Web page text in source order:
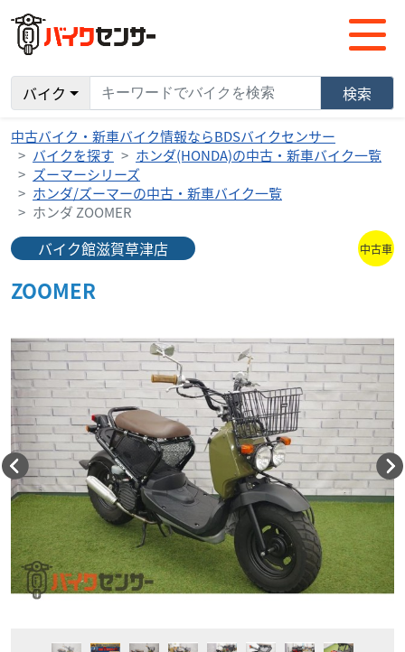
バイク 検索
中古バイク・新車バイク情報ならBDSバイクセンサー
バイクを探す
ホンダ(HONDA)の中古・新車バイク一覧
ズーマーシリーズ
ホンダ/ズーマーの中古・新車バイク一覧
ホンダ ZOOMER
バイク館滋賀草津店 中古車
ZOOMER